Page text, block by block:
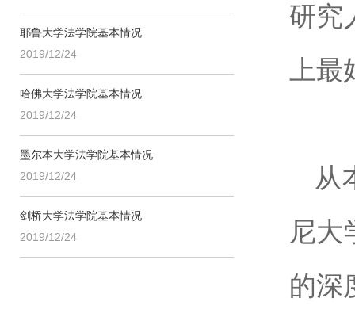
耶鲁大学法学院基本情况
2019/12/24
哈佛大学法学院基本情况
2019/12/24
墨尔本大学法学院基本情况
2019/12/24
剑桥大学法学院基本情况
2019/12/24
研究
上
从
尼大
的深